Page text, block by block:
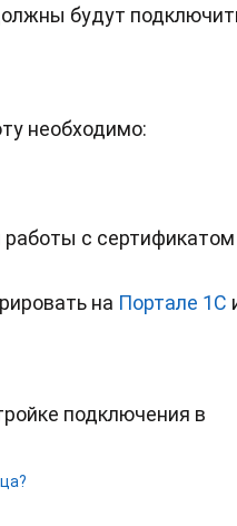
будут
необходимо:
работы с сертификатом
на Портале 1С
подключения в